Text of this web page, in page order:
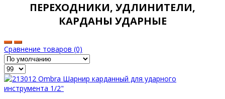
ПЕРЕХОДНИКИ, УДЛИНИТЕЛИ,
КАРДАНЫ УДАРНЫЕ
Сравнение товаров (0)